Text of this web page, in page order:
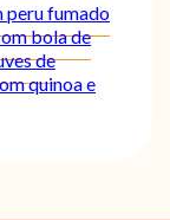
peru fumado
bola de
de
quinoa e